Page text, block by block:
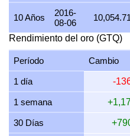
16 julio 2026 30,392.48
15 julio 2026
14 julio 2026 31,008.40
13 julio 2026 30,554.90
12 julio 2026 31,433.03
11 julio 2026 31,433.03
10 julio 2026 31,281.06
10 Años
2016-
08-06
10,054.71
Rendimiento del oro (GTQ)
Período Cambio
1 día -
1 semana
30 Días